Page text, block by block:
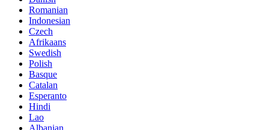
Romanian
Indonesian
Czech
Afrikaans
Swedish
Polish
Basque
Catalan
Esperanto
Hindi
Lao